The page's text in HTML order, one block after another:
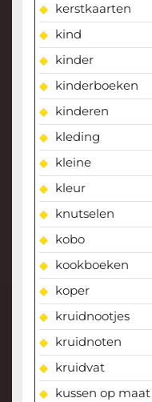
kerstkaarten
kind
kinder
kinderboeken
kinderen
kleding
kleine
kleur
knutselen
kobo
kookboeken
koper
kruidnootjes
kruidnoten
kruidvat
kussen op maat